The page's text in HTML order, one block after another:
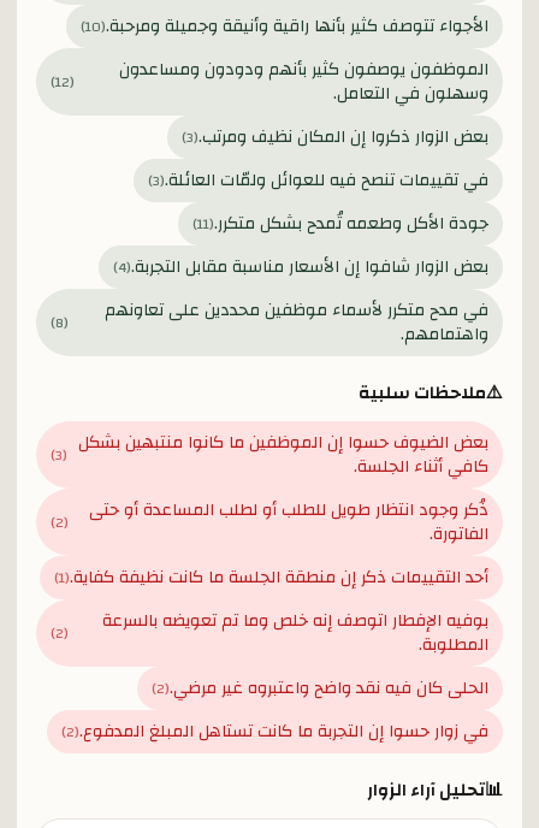
الأجواء تتوصف كثير بأنها راقية وأنيقة وجميلة ومرحبة.(
10
)
الموظفون يوصفون كثير بأنهم ودودون ومساعدون
وسهلون في التعامل. (
12
)
بعض الزوار ذكروا إن المكان نظيف ومرتب.(
3
)
في تقييمات تنصح فيه للعوائل ولمّات العائلة.(
3
)
جودة الأكل وطعمه تُمدح بشكل متكرر.(
11
)
بعض الزوار شافوا إن الأسعار مناسبة مقابل التجربة.(
4
)
في مدح متكرر لأسماء موظفين محددين على تعاونهم
واهتمامهم. (
8
)
⚠️ملاحظات سلبية
بعض الضيوف حسوا إن الموظفين ما كانوا منتبهين بشكل
كافي أثناء الجلسة. (
3
)
ذُكر وجود انتظار طويل للطلب أو لطلب المساعدة أو حتى
الفاتورة. (
2
)
أحد التقييمات ذكر إن منطقة الجلسة ما كانت نظيفة كفاية.(
1
)
بوفيه الإفطار اتوصف إنه خلص وما تم تعويضه بالسرعة
المطلوبة. (
2
)
الحلى كان فيه نقد واضح واعتبروه غير مرضي.(
2
)
في زوار حسوا إن التجربة ما كانت تستاهل المبلغ المدفوع.(
2
)
📊تحليل آراء الزوار